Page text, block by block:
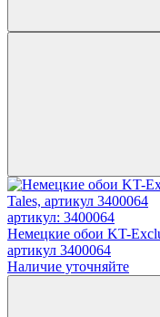
артикул: 3400064
Немецкие обои KT-
артикул 3400064
Наличие уточняйте